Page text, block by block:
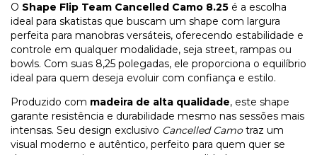
O Shape Flip Team Cancelled Camo 8.25 é a escolha
ideal para skatistas que buscam um shape com largura
perfeita para manobras versáteis, oferecendo estabilidade e
controle em qualquer modalidade, seja street, rampas ou
bowls. Com suas 8,25 polegadas, ele proporciona o equilíbrio
ideal para quem deseja evoluir com confiança e estilo.
Produzido com madeira de alta qualidade, este shape
garante resistência e durabilidade mesmo nas sessões mais
intensas. Seu design exclusivo Cancelled Camotraz um
visual moderno e autêntico, perfeito para quem quer se